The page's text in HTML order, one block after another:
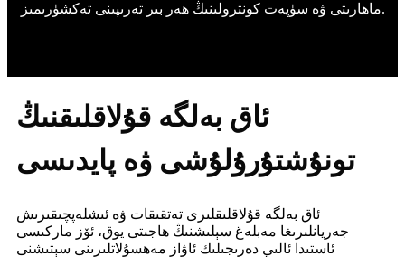
ماھارىتى ۋە سۈپەت كونترولىنىڭ ھەر بىر تەرىپىنى تەكشۈرىمىز.
ئاق بەلگە قۇلاقلىقنىڭ
تونۇشتۇرۇلۇشى ۋە پايدىسى
ئاق بەلگە قۇلاقلىقلىرى تەتقىقات ۋە ئىشلەپچىقىرىش
جەريانلىرىغا مەبلەغ سېلىشنىڭ ھاجىتى يوق، ئۆز ماركىسى
ئاستىدا ئالىي دەرىجىلىك ئاۋاز مەھسۇلاتلىرىنى سېتىشنى